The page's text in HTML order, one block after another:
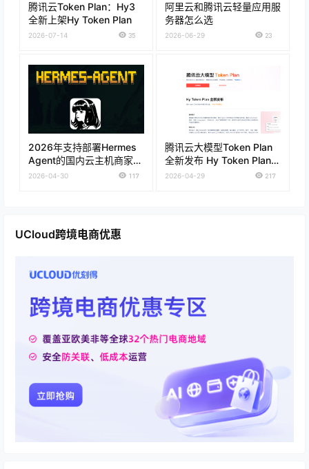
腾讯云Token Plan：Hy3
全新上架Hy Token Plan
2026-07-14 35
阿里云和腾讯云轻量应用服
务器怎么选
2026-06-29 23
2026年支持部署Hermes
Agent的国内云主机商家推
荐
2026-04-30 117
腾讯云大模型Token Plan
全新发布 Hy Token Plan套
餐低至28元 通用Token
2026-04-29 217
UCloud跨境电商优惠